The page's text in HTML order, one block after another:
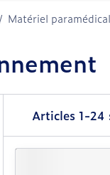
/ Matériel paramédical
Articles 1-24